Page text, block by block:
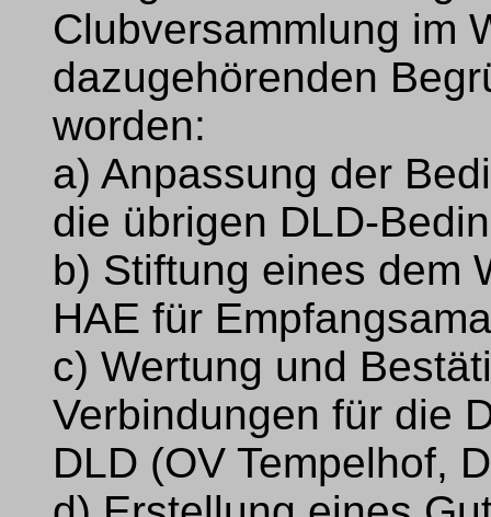
Clubversammlung im
dazugehörenden
worden:
a) Anpassung der
die übrigen DLD-
b) Stiftung eines dem
HAE für
c) Wertung und
Verbindungen für die
DLD (OV Tempelhof,